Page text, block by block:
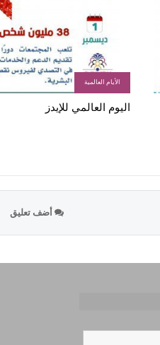
الأيام العالمية
اليوم العالمي للإيدز
أضف تعليق